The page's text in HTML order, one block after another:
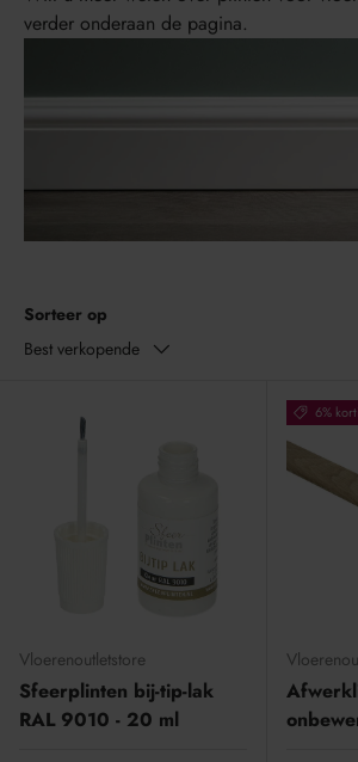
verder onderaan de pagina.
Sorteer op
Best verkopende
Vloerenoutletstore
Sfeerplinten bij-tip-lak
RAL 9010 - 20 ml
6%